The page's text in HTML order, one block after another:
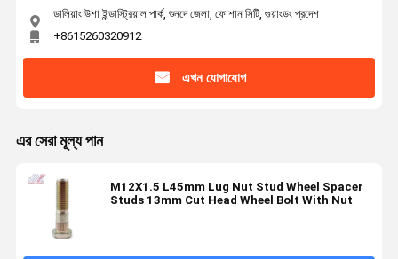
ডালিয়াং উশা ইন্ডাস্ট্রিয়াল পার্ক, শুনদে জেলা, ফোশান সিটি, গুয়াংডং প্রদেশ
+8615260320912
এখন যোগাযোগ
এর সেরা মূল্য পান
M12X1.5 L45mm Lug Nut Stud Wheel Spacer
Studs 13mm Cut Head Wheel Bolt With Nut